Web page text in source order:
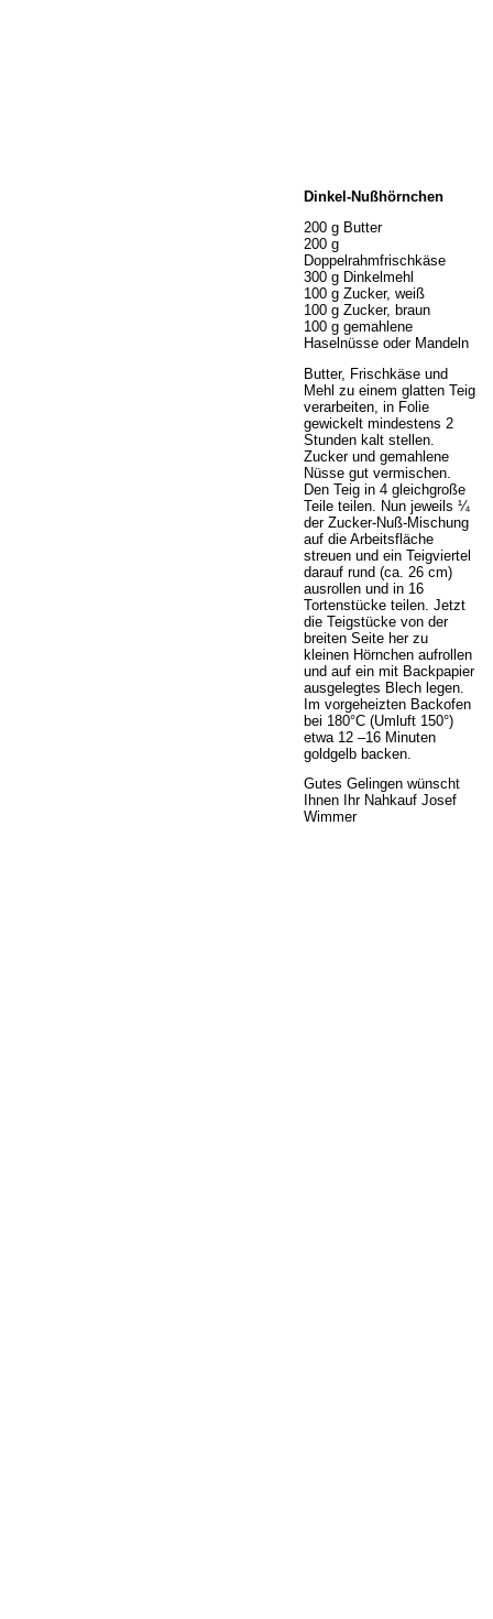
Dinkel-Nußhörnchen
200 g Butter
200 g
Doppelrahmfrischkäse
300 g Dinkelmehl
100 g Zucker, weiß
100 g Zucker, braun
100 g gemahlene
Haselnüsse oder Mandeln
Butter, Frischkäse und
Mehl zu einem glatten Teig
verarbeiten, in Folie
gewickelt mindestens 2
Stunden kalt stellen.
Zucker und gemahlene
Nüsse gut vermischen.
Den Teig in 4 gleichgroße
Teile teilen. Nun jeweils ¼
der Zucker-Nuß-Mischung
auf die Arbeitsfläche
streuen und ein Teigviertel
darauf rund (ca. 26 cm)
ausrollen und in 16
Tortenstücke teilen. Jetzt
die Teigstücke von der
breiten Seite her zu
kleinen Hörnchen aufrollen
und auf ein mit Backpapier
ausgelegtes Blech legen.
Im vorgeheizten Backofen
bei 180°C (Umluft 150°)
etwa 12 –16 Minuten
goldgelb backen.
Gutes Gelingen wünscht
Ihnen Ihr Nahkauf Josef
Wimmer